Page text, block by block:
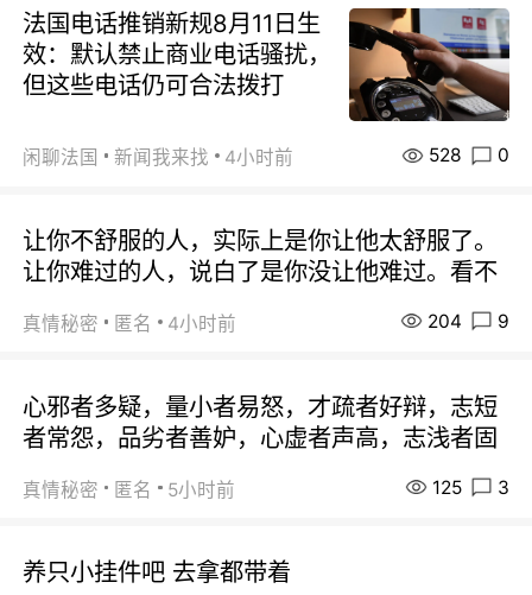
法国电话推销新规8月11日生
效：默认禁止商业电话骚扰，
但这些电话仍可合法拨打
闲聊法国 新闻我来找 4小时前 528 0
让你不舒服的人，实际上是你让他太舒服了。
让你难过的人，说白了是你没让他难过。看不
真情秘密 匿名 4小时前 204 9
心邪者多疑，量小者易怒，才疏者好辩，志短
者常怨，品劣者善妒，心虚者声高，志浅者固
真情秘密 匿名 5小时前 125 3
养只小挂件吧 去拿都带着